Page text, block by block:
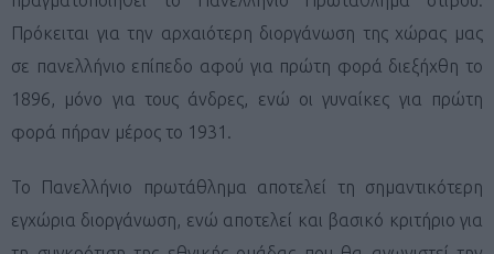
Πρόκειται για την αρχαιότερη διοργάνωση της χώρας μας
σε πανελλήνιο επίπεδο αφού για πρώτη φορά διεξήχθη το
1896, μόνο για τους άνδρες, ενώ οι γυναίκες για πρώτη
φορά πήραν μέρος το 1931.
Το Πανελλήνιο πρωτάθλημα αποτελεί τη σημαντικότερη
εγχώρια διοργάνωση, ενώ αποτελεί και βασικό κριτήριο για